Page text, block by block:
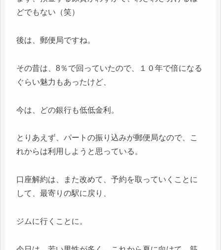
どでもない（笑）
後は、郵便局ですね。
その昔は、8％で回っていたので、１０年で倍になる
ぐらい魅力もあったけど、
今は、どの銀行も低低金利。
とりあえず、パートの振り込みが郵便局なので、こ
れからは利用しようと思っている。
口座解約は、また改めて、予約を取っていくことに
して、最寄りの駅に戻り、
ジムに行くことに。